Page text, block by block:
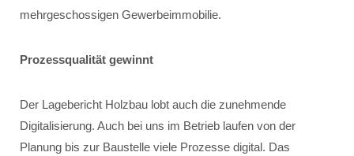
mehrgeschossigen Gewerbeimmobilie.
Prozessqualität gewinnt
Der Lagebericht Holzbau lobt auch die zunehmende
Digitalisierung. Auch bei uns im Betrieb laufen von der
Planung bis zur Baustelle viele Prozesse digital. Das